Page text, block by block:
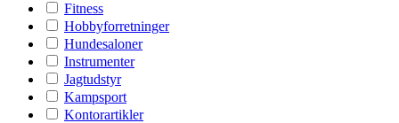
Fitness
Hobbyforretninger
Hundesaloner
Instrumenter
Jagtudstyr
Kampsport
Kontorartikler